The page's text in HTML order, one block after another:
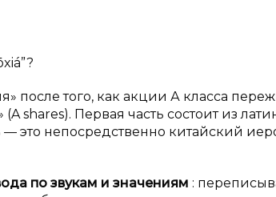
после того, как акции А класса
shares). Первая часть состоит из
— это непосредственно китайский
по звукам и значениям :